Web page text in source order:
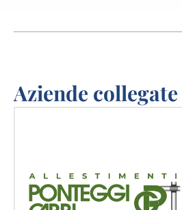
Aziende collegate